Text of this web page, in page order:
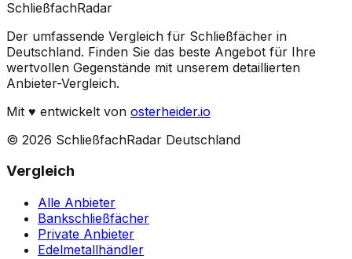
SchließfachRadar
Der umfassende Vergleich für Schließfächer in
Deutschland. Finden Sie das beste Angebot für Ihre
wertvollen Gegenstände mit unserem detaillierten
Anbieter-Vergleich.
Mit ♥ entwickelt von osterheider.io
© 2026 SchließfachRadar Deutschland
Vergleich
Alle Anbieter
Bankschließfächer
Private Anbieter
Edelmetallhändler